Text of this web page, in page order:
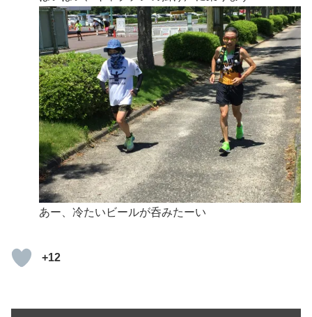
あー、冷たいビールが呑みたーい
+12